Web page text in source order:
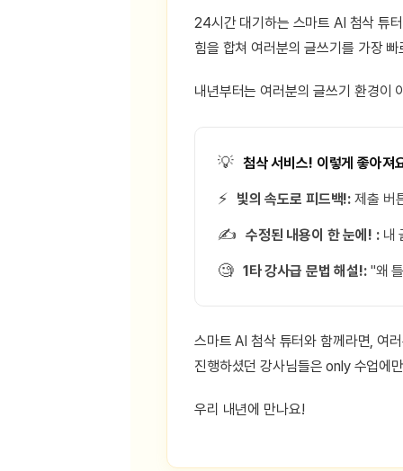
24시간 대기하는 스마트 AI 첨삭 튜
힘을 합쳐 여러분의 글쓰기를 가장
내년부터는 여러분의 글쓰기 환경이
💡 첨삭 서비스! 이렇게 좋아져
⚡️ 빛의 속도로 피드백!: 제출 버
✍️ 수정된 내용이 한 눈에! :내
🧐 1타 강사급 문법 해설!:"왜
스마트 AI 첨삭 튜터와 함께라면, 여
진행하셨던 강사님들은 only 수업에
우리 내년에 만나요!